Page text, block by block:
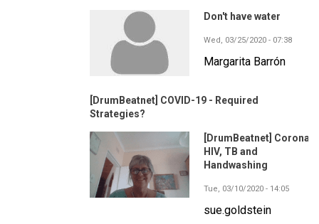
Don't have water
Wed, 03/25/2020 - 07:38
Margarita Barrón
[DrumBeatnet] COVID-19 - Required
Strategies?
[DrumBeatnet] Corona,
HIV, TB and
Handwashing
Tue, 03/10/2020 - 14:05
sue.goldstein